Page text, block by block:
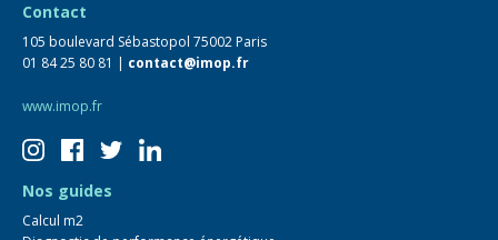
Contact
105 boulevard Sébastopol 75002 Paris
01 84 25 80 81 | contact@imop.fr
www.imop.fr
Nos guides
Calcul m2